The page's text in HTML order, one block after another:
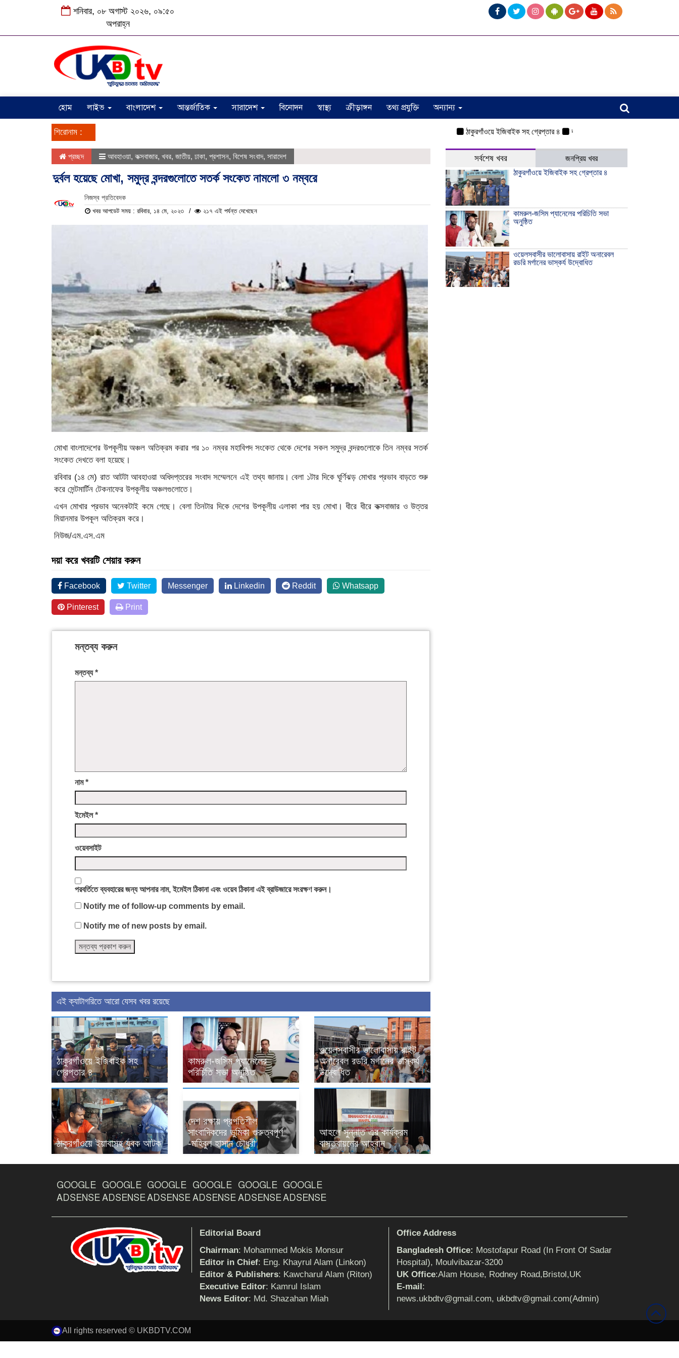
শনিবার, ০৮ অগাস্ট ২০২৬, ০৯:৫০
অপরাহ্ন
হোম লাইভ বাংলাদেশ আন্তর্জাতিক সারাদেশ বিনোদন স্বাস্থ্য ক্রীড়াঙ্গন তথ্য প্রযুক্তি অন্যান্য
শিরোনাম : ঠাকুরগাঁওয়ে ইজিবাইক সহ গ্রেপ্তার ৪ কামরুল-জসিম প্যানেলের পরিচিতি সভা অনুষ্ঠিত
প্রচ্ছদ আবহাওয়া, কক্সবাজার, খবর, জাতীয়, ঢাকা, প্রশাসন, বিশেষ সংবাদ, সারাদেশ
দুর্বল হয়েছে মোখা, সমুদ্র বন্দরগুলোতে সতর্ক সংকেত নামলো ৩ নম্বরে
নিজস্ব প্রতিবেদক
খবর আপডেট সময় : রবিবার, ১৪ মে, ২০২৩ ২১৭ এই পর্যন্ত দেখেছেন
মোখা বাংলাদেশের উপকূলীয় অঞ্চল অতিক্রম করার পর ১০ নম্বর মহাবিপদ সংকেত থেকে দেশের সকল সমুদ্র বন্দরগুলোকে তিন নম্বর সতর্ক
সংকেত দেখতে বলা হয়েছে।
রবিবার (১৪ মে) রাত আটটা আবহাওয়া অধিদপ্তরের সংবাদ সম্মেলনে এই তথ্য জানায়। বেলা ১টার দিকে ঘূর্ণিঝড় মোখার প্রভাব বাড়তে শুরু
করে সেন্টমার্টিন টেকনাফের উপকূলীয় অঞ্চলগুলোতে।
এখন মোখার প্রভাব অনেকটাই কমে গেছে। বেলা তিনটার দিকে দেশের উপকূলীয় এলাকা পার হয় মোখা। ধীরে ধীরে কক্সবাজার ও উত্তর
মিয়ানমার উপকূল অতিক্রম করে।
নিউজ/এম.এস.এম
দয়া করে খবরটি শেয়ার করুন
Facebook Twitter Messenger Linkedin Reddit Whatsapp
Pinterest Print
মন্তব্য করুন
মন্তব্য*
নাম*
ইমেইল*
ওয়েবসাইট
পরবর্তিতে ব্যবহারের জন্য আপনার নাম, ইমেইল ঠিকানা এবং ওয়েব ঠিকানা এই ব্রাউজারে সংরক্ষণ করুন।
Notify me of follow-up comments by email.
Notify me of new posts by email.
এই ক্যাটাগরিতে আরো যেসব খবর রয়েছে
ঠাকুরগাঁওয়ে ইজিবাইক সহ
গ্রেপ্তার ৪
কামরুল-জসিম প্যানেলের
পরিচিতি সভা অনুষ্ঠিত
ওয়েলসবাসীর ভালোবাসায় রাইট
অনারেবল রডরি মর্গানের ভাস্কর্য
উদ্বোধিত
ঠাকুরগাঁওয়ে ইয়াবাসহ যুবক আটক
দেশ রক্ষায় প্রগতিশীল
সাংবাদিকদের ভুমিকা গুরুত্বপূর্ণ
-মহিবুল হাসান চৌধুরী
আহলে সুন্নাত এর কার্যক্রম
বাস্তবায়নের আহ্বান
সর্বশেষ খবর
জনপ্রিয় খবর
ঠাকুরগাঁওয়ে ইজিবাইক সহ গ্রেপ্তার ৪
কামরুল-জসিম প্যানেলের পরিচিতি সভা
অনুষ্ঠিত
ওয়েলসবাসীর ভালোবাসায় রাইট অনারেবল
রডরি মর্গানের ভাস্কর্য উদ্বোধিত
GOOGLE
ADSENSE
GOOGLE
ADSENSE
GOOGLE
ADSENSE
GOOGLE
ADSENSE
GOOGLE
ADSENSE
GOOGLE
ADSENSE
Editorial Board
Chairman: Mohammed Mokis Monsur
Editor in Chief: Eng. Khayrul Alam (Linkon)
Editor & Publishers: Kawcharul Alam (Riton)
Executive Editor: Kamrul Islam
News Editor: Md. Shazahan Miah
Office Address
Bangladesh Office: Mostofapur Road (In Front Of Sadar
Hospital), Moulvibazar-3200
UK Office:Alam House, Rodney Road,Bristol,UK
E-mail:
news.ukbdtv@gmail.com, ukbdtv@gmail.com(Admin)
All rights reserved © UKBDTV.COM